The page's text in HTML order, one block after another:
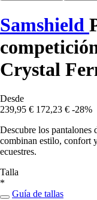
Samshield
Crystal
Desde
239,95 € 172,23 € -28%
Descubre los pantalones
combinan estilo, confort
ecuestres.
Talla
*
Guía de tallas